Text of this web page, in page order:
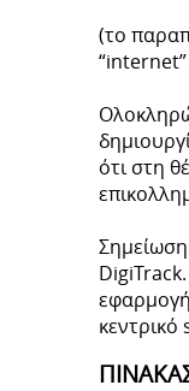
(το
“internet”
ότι στη